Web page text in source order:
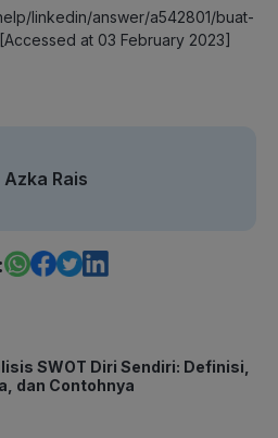
linkedin/answer/a542801/buat-
at 03 February 2023]
Rais
SWOT Diri Sendiri: Definisi,
dan Contohnya